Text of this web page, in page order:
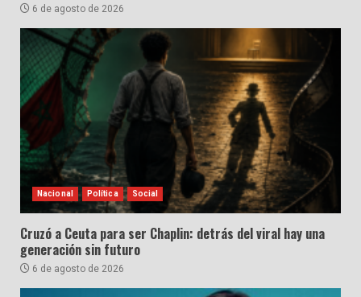
6 de agosto de 2026
Nacional Política Social
Cruzó a Ceuta para ser Chaplin: detrás del viral hay una
generación sin futuro
6 de agosto de 2026